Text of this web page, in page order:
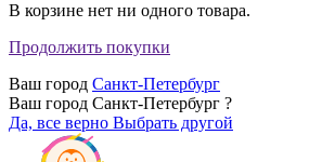
В корзине нет ни одного товара.
Продолжить покупки
Ваш город Санкт-Петербург
Ваш город Санкт-Петербург ?
Да, все верно Выбрать другой